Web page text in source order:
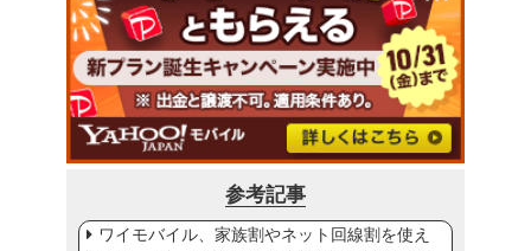
参考記事
ワイモバイル、家族割やネット回線割を使え